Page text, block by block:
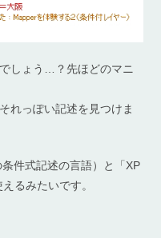
しょう…？先ほどのマニ
れっぽい記述を見つけま
件式記述の言語）と「XP
るみたいです。